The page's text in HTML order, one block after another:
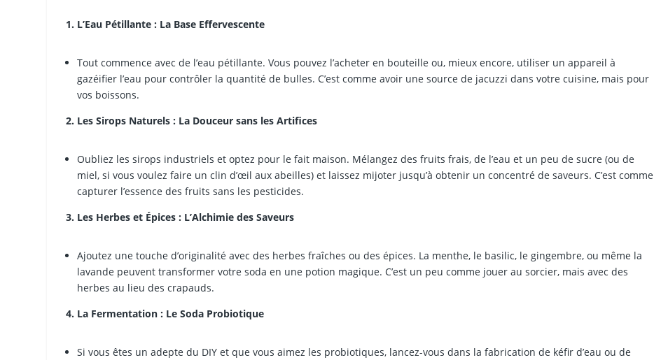
1. L’Eau Pétillante : La Base Effervescente
Tout commence avec de l’eau pétillante. Vous pouvez l’acheter en bouteille ou, mieux encore, utiliser un appareil à
gazéifier l’eau pour contrôler la quantité de bulles. C’est comme avoir une source de jacuzzi dans votre cuisine, mais pour
vos boissons.
2. Les Sirops Naturels : La Douceur sans les Artifices
Oubliez les sirops industriels et optez pour le fait maison. Mélangez des fruits frais, de l’eau et un peu de sucre (ou de
miel, si vous voulez faire un clin d’œil aux abeilles) et laissez mijoter jusqu’à obtenir un concentré de saveurs. C’est comme
capturer l’essence des fruits sans les pesticides.
3. Les Herbes et Épices : L’Alchimie des Saveurs
Ajoutez une touche d’originalité avec des herbes fraîches ou des épices. La menthe, le basilic, le gingembre, ou même la
lavande peuvent transformer votre soda en une potion magique. C’est un peu comme jouer au sorcier, mais avec des
herbes au lieu des crapauds.
4. La Fermentation : Le Soda Probiotique
Si vous êtes un adepte du DIY et que vous aimez les probiotiques, lancez-vous dans la fabrication de kéfir d’eau ou de